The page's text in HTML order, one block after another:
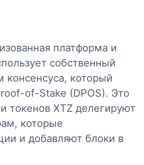
платформа и
собственный
который
of-Stake (DPOS). Это
токенов XTZ делегируют
которые
и добавляют блоки в